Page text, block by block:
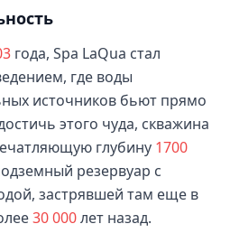
года, Spa LaQua стал
где воды
источников бьют прямо
этого чуда, скважина
глубину 1700
резервуар с
застрявшей там еще в
30000лет назад.